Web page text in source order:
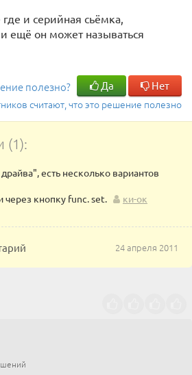
и серийная сьёмка,
ещё он может называться
полезно? Да Нет
считают, что это решение полезно
(1):
есть несколько вариантов
кнопку func. set.
ки-ок
24 апреля 2011